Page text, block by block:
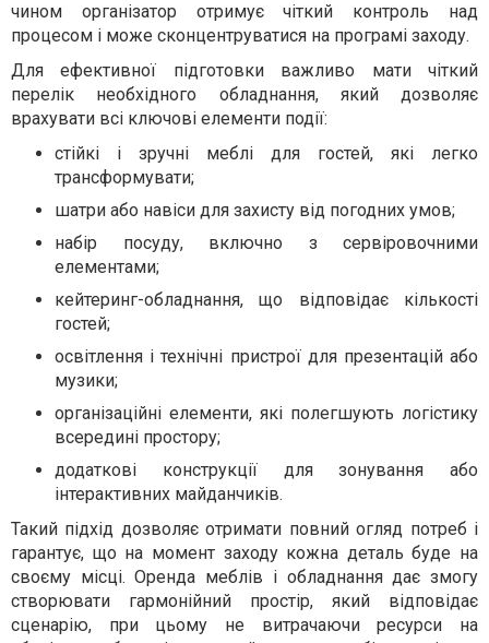
чином організатор отримує чіткий контроль над
процесом і може сконцентруватися на програмі заходу.
Для ефективної підготовки важливо мати чіткий
перелік необхідного обладнання, який дозволяє
врахувати всі ключові елементи події:
стійкі і зручні меблі для гостей, які легко
трансформувати;
шатри або навіси для захисту від погодних умов;
набір посуду, включно з сервіровочними
елементами;
кейтеринг-обладнання, що відповідає кількості
гостей;
освітлення і технічні пристрої для презентацій або
музики;
організаційні елементи, які полегшують логістику
всередині простору;
додаткові конструкції для зонування або
інтерактивних майданчиків.
Такий підхід дозволяє отримати повний огляд потреб і
гарантує, що на момент заходу кожна деталь буде на
своєму місці. Оренда меблів і обладнання дає змогу
створювати гармонійний простір, який відповідає
сценарію, при цьому не витрачаючи ресурси на